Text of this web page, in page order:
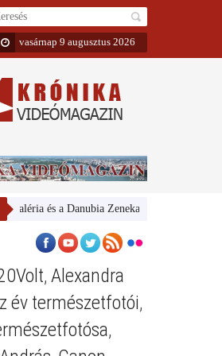
vasárnap 9 augusztus 2026
és a Danubia Zenekar
, Alexandra
év természetfotói,
,